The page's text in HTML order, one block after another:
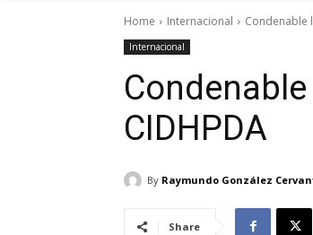
Home Internacional Condenable
Internacional
CIDHPDA
By Raymundo González
Share